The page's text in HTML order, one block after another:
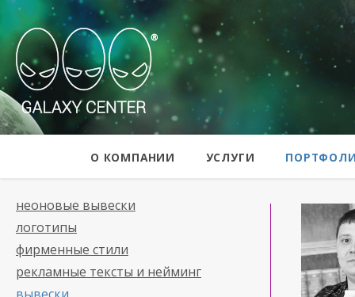
Galaxy Center
О КОМПАНИИ УСЛУГИ
неоновые вывески
логотипы
фирменные стили
рекламные тексты и нейминг